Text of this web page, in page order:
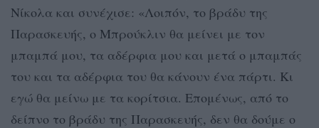
Νίκολα και συνέχισε: «Λοιπόν, το βράδυ της
Παρασκευής, ο Μπρούκλιν θα μείνει με τον
μπαμπά μου, τα αδέρφια μου και μετά ο μπαμπάς
του και τα αδέρφια του θα κάνουν ένα πάρτι. Κι
εγώ θα μείνω με τα κορίτσια. Επομένως, από το
δείπνο το βράδυ της Παρασκευής, δεν θα δούμε ο